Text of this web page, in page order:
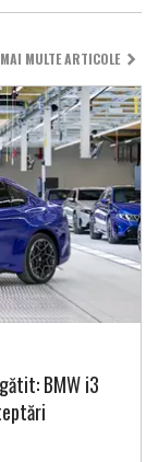
MAI MULTE ARTICOLE
BMW i3